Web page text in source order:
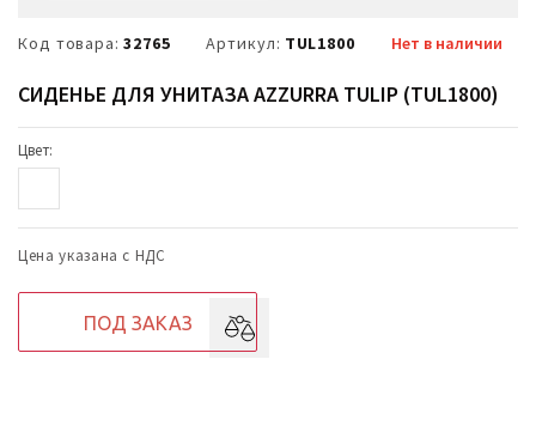
Код товара: 32765 Артикул: TUL1800 Нет в наличии
СИДЕНЬЕ ДЛЯ УНИТАЗА AZZURRA TULIP (TUL1800)
Цвет:
Цена указана с НДС
ПОД ЗАКАЗ